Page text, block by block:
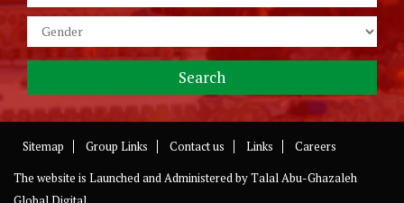
Sitemap Group Links Contact us Links
Careers
The website is Launched and Administered byTalal Abu-Ghazaleh